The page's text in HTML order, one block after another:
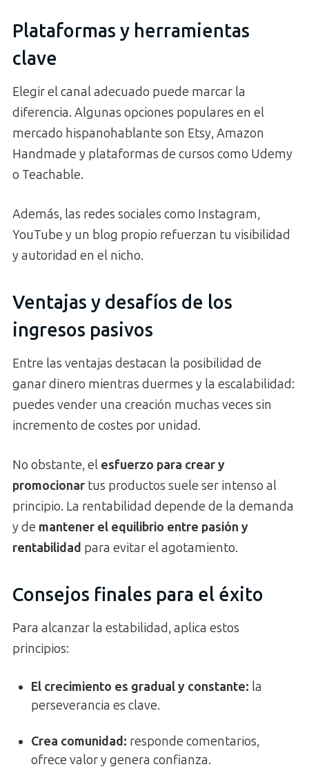
Plataformas y herramientas
clave
Elegir el canal adecuado puede marcar la
diferencia. Algunas opciones populares en el
mercado hispanohablante son Etsy, Amazon
Handmade y plataformas de cursos como Udemy
o Teachable.
Además, las redes sociales como Instagram,
YouTube y un blog propio refuerzan tu visibilidad
y autoridad en el nicho.
Ventajas y desafíos de los
ingresos pasivos
Entre las ventajas destacan la posibilidad de
ganar dinero mientras duermes y la escalabilidad:
puedes vender una creación muchas veces sin
incremento de costes por unidad.
No obstante, el esfuerzo para crear y
promocionar tus productos suele ser intenso al
principio. La rentabilidad depende de la demanda
y de mantener el equilibrio entre pasión y
rentabilidad para evitar el agotamiento.
Consejos finales para el éxito
Para alcanzar la estabilidad, aplica estos
principios:
El crecimiento es gradual y constante: la
perseverancia es clave.
Crea comunidad: responde comentarios,
ofrece valor y genera confianza.